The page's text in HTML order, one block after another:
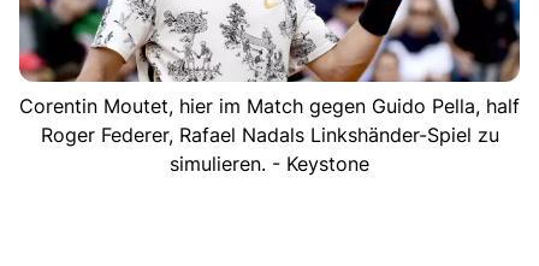
Corentin Moutet, hier im Match gegen Guido Pella, half
Roger Federer, Rafael Nadals Linkshänder-Spiel zu
simulieren. - Keystone